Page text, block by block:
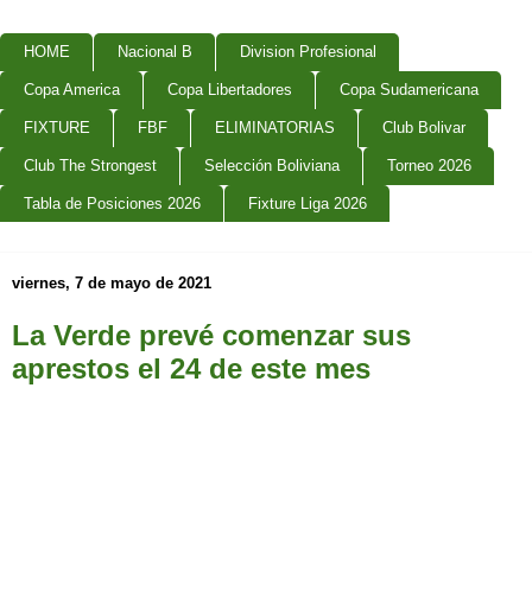
HOME Nacional B Division Profesional
Copa America Copa Libertadores Copa Sudamericana
FIXTURE FBF ELIMINATORIAS Club Bolivar
Club The Strongest Selección Boliviana Torneo 2026
Tabla de Posiciones 2026 Fixture Liga 2026
viernes, 7 de mayo de 2021
La Verde prevé comenzar sus
aprestos el 24 de este mes